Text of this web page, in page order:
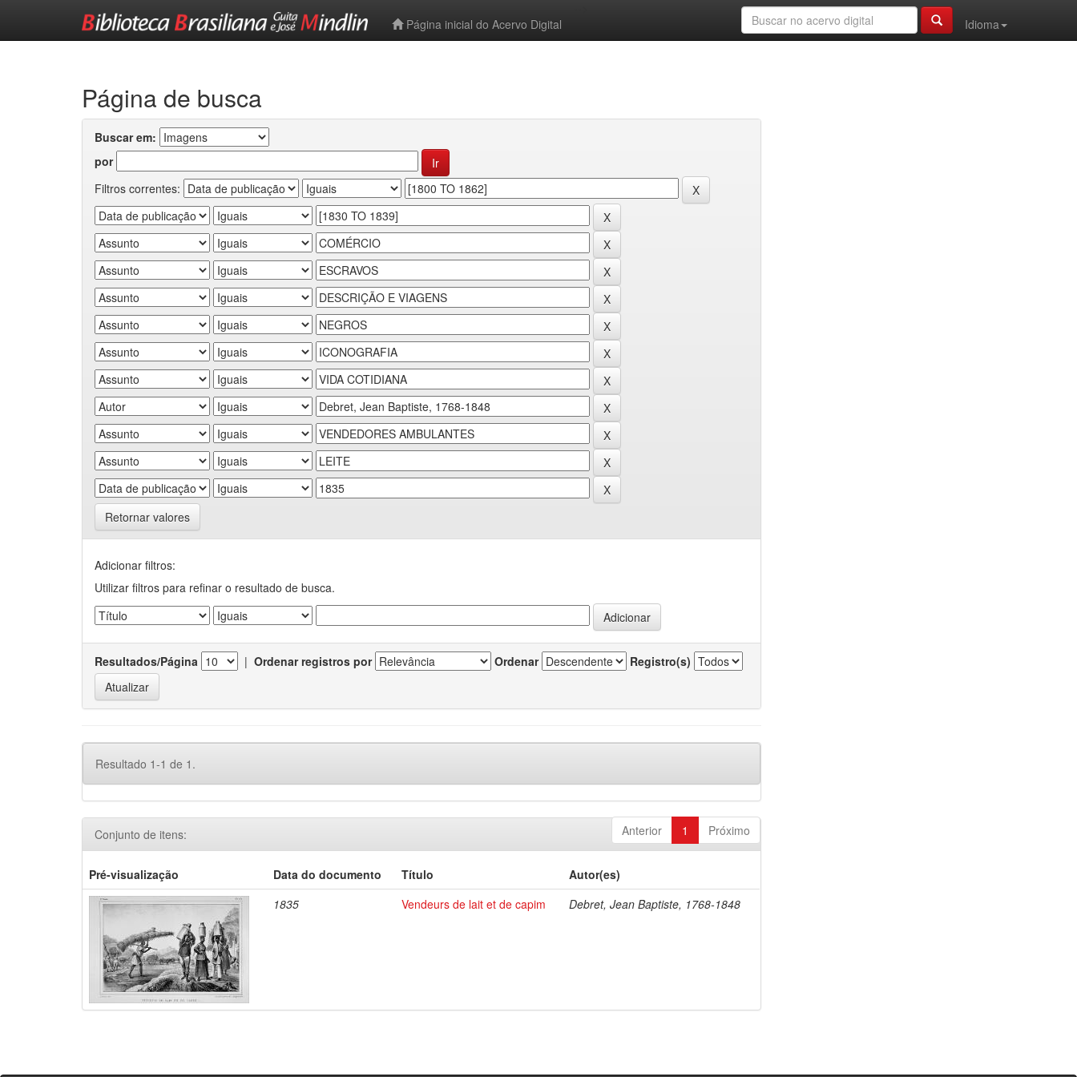
Página inicial do Acervo Digital
Idioma
Página de busca
Buscar em:
por
Filtros correntes:
Retornar valores
Adicionar filtros:
Utilizar filtros para refinar o resultado de busca.
Resultados/Página | Ordenar registros por Ordenar Registro(s)
Resultado 1-1 de 1.
Anterior 1 Próximo
Conjunto de itens:
Pré-visualização Data do documento Título
Autor(es)
1835
Vendeurs de lait et de capim Debret, Jean Baptiste, 1768-1848